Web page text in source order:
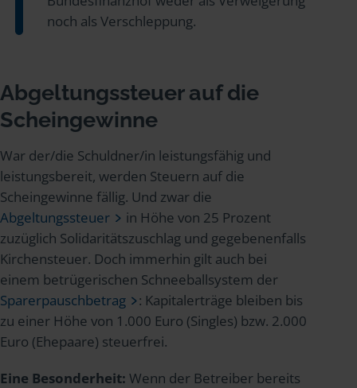
noch als Verschleppung.
Abgeltungssteuer auf die
Scheingewinne
War der/die Schuldner/in leistungsfähig und
leistungsbereit, werden Steuern auf die
Scheingewinne fällig. Und zwar die
Abgeltungssteuer
in Höhe von 25 Prozent
zuzüglich Solidaritätszuschlag und gegebenenfalls
Kirchensteuer. Doch immerhin gilt auch bei
einem betrügerischen Schneeballsystem der
Sparerpauschbetrag
: Kapitalerträge bleiben bis
zu einer Höhe von 1.000 Euro (Singles) bzw. 2.000
Euro (Ehepaare) steuerfrei.
Eine Besonderheit: Wenn der Betreiber bereits